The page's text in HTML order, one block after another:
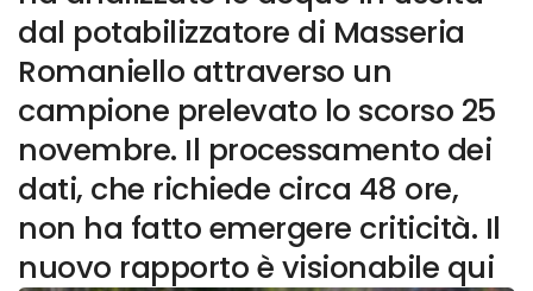
dal potabilizzatore di Masseria
Romaniello attraverso un
campione prelevato lo scorso 25
novembre. Il processamento dei
dati, che richiede circa 48 ore,
non ha fatto emergere criticità. Il
nuovo rapporto è visionabile qui